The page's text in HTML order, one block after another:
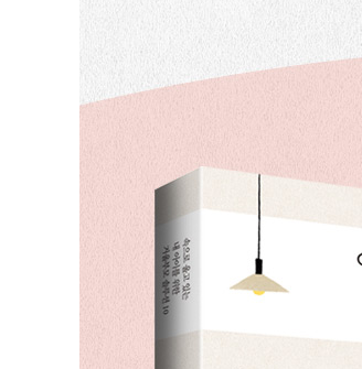
아이가 모르는 부부 갈등이란 없다
가정의 위기 속에 투명인간이 된 아이들
낯선 환경에 민감한 아이를 위한 놀이
[거울부모가 되기 위한 STEP 6] 문제
07 아이의 마음속엔 지하실이 있다
아무에게도 말 못 하는 아이의 상처
동정이 아니라 고통을 함께 느껴라
아이의 숨은 감정을 보듬어라
[거울부모가 되기 위한 STEP 7] 칭찬